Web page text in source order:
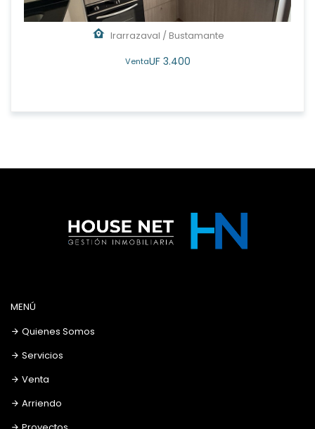
Irarrazaval / Bustamante
VentaUF 3.400
MENÚ
Quienes Somos
Servicios
Venta
Arriendo